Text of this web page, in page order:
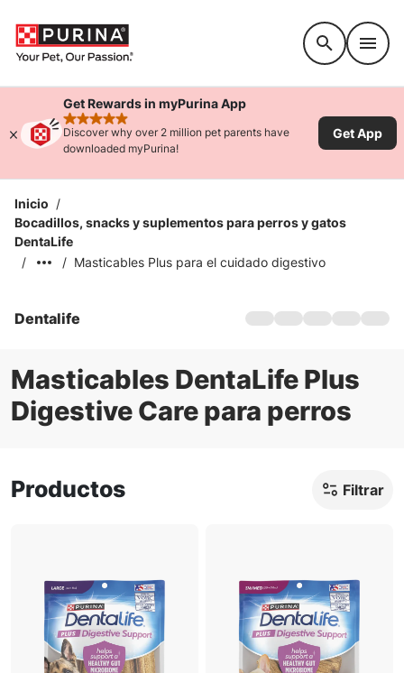
Get Rewards in myPurina App
rated 4.9 stars
Discover why over 2 million pet parents have
downloaded myPurina!
Get App
Inicio /
Bocadillos, snacks y suplementos para perros y gatos
DentaLife
/
/ Masticables Plus para el cuidado digestivo
Dentalife
Hogar
Gatos
Productos
Ofertas
Masticables DentaLife Plus
Digestive Care para perros
Productos Filtrar